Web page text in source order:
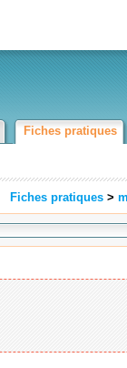
Fiches pratiques
Fiches pratiques >